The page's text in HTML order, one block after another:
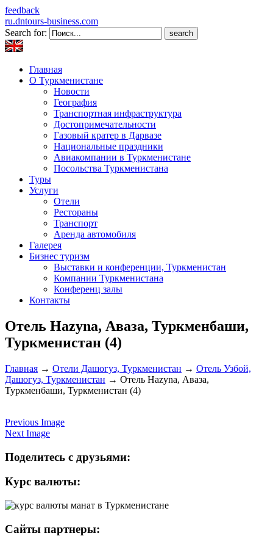
feedback
ru.dntours-business.com
Search for:
Главная
О Туркменистане
Новости
География
Транспортная инфраструктура
Достопримечательности
Газовый кратер в Дарвазе
Национальные праздники
Авиакомпании в Туркменистане
Посольства Туркменистана
Туры
Услуги
Отели
Рестораны
Транспорт
Аренда автомобиля
Галерея
Бизнес туризм
Выставки и конференции, Туркменистан
Компании Туркменистана
Конференц залы
Контакты
Отель Hazyna, Аваза, Туркменбаши,
Туркменистан (4)
Главная → Отели Дашогуз, Туркменистан → Отель Узбой,
Дашогуз, Туркменистан → Отель Hazyna, Аваза,
Туркменбаши, Туркменистан (4)
Previous Image
Next Image
Поделитесь с друзьями:
Курс валюты:
Сайты партнеры: